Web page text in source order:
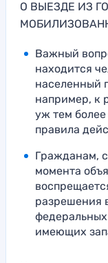
О ВЫЕЗДЕ ИЗ
Важный
находится
населенный
например, к
уж тем
правила
Гражданам,
момента
разрешения
федеральных
имеющих